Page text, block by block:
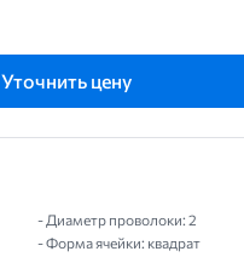
Уточнить цену
- Диаметр проволоки: 2
- Форма ячейки: квадрат